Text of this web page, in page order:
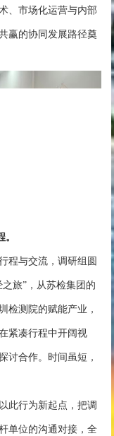
、市场化运营与内部
赢的协同发展路径奠
程与交流，调研组圆
旅”，从苏检集团的
检测院的赋能产业，
紧凑行程中开阔视
讨合作。时间虽短，
此行为新起点，把调
单位的沟通对接，全